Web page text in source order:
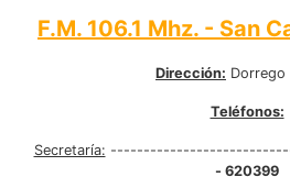
F.M. 106.1 Mhz. - San
Dirección: Dorrego
Teléfonos:
Secretaría:
- 620399